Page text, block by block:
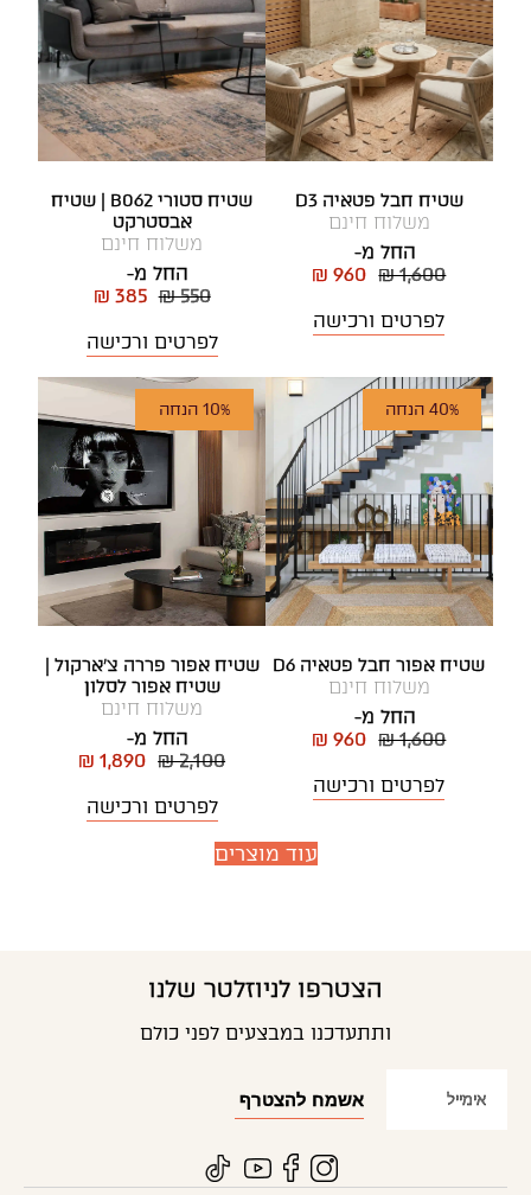
שטיח חבל פטאיה D3
משלוח חינם
החל מ-
₪ 1,600
₪ 960
לפרטים ורכישה
שטיח סטורי B062 | שטיח
אבסטרקט
משלוח חינם
החל מ-
₪ 550
₪ 385
לפרטים ורכישה
40% הנחה
שטיח אפור חבל פטאיה D6
משלוח חינם
החל מ-
₪ 1,600
₪ 960
לפרטים ורכישה
10% הנחה
שטיח אפור פררה צ'ארקול |
שטיח אפור לסלון
משלוח חינם
החל מ-
₪ 2,100
₪ 1,890
לפרטים ורכישה
עוד מוצרים
הצטרפו לניוזלטר שלנו
ותתעדכנו במבצעים לפני כולם